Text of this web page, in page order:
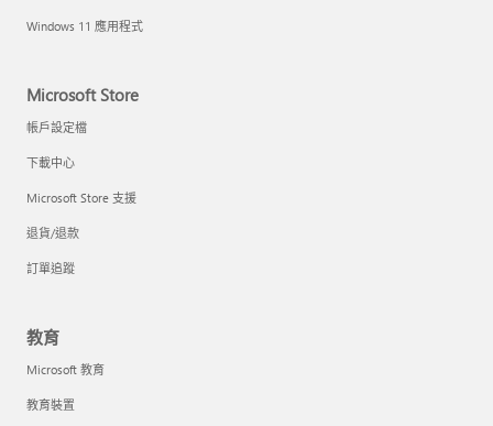
Windows 11 應用程式
Microsoft Store
帳戶設定檔
下載中心
Microsoft Store 支援
退貨/退款
訂單追蹤
教育
Microsoft 教育
教育裝置